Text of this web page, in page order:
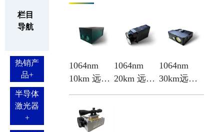
栏目
导航
热销产
品+
半导体
激光器
+
1064nm
10km 远程
1064nm
20km 远程
1064nm
30km远程